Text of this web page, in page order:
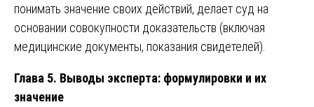
понимать значение своих действий, делает суд на
основании совокупности доказательств (включая
медицинские документы, показания свидетелей).
Глава 5. Выводы эксперта: формулировки и их
значение